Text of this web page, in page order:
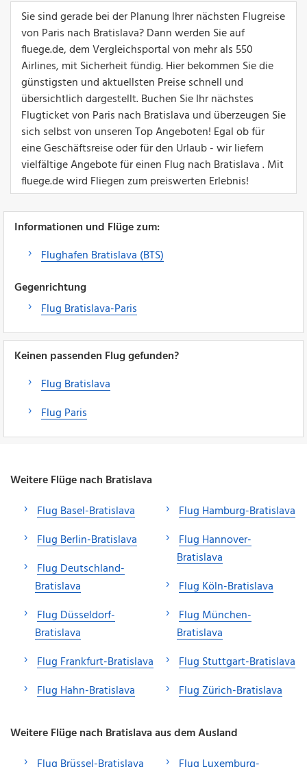
Sie sind gerade bei der Planung Ihrer nächsten Flugreise
von Paris nach Bratislava? Dann werden Sie auf
fluege.de, dem Vergleichsportal von mehr als 550
Airlines, mit Sicherheit fündig. Hier bekommen Sie die
günstigsten und aktuellsten Preise schnell und
übersichtlich dargestellt. Buchen Sie Ihr nächstes
Flugticket von Paris nach Bratislava und überzeugen Sie
sich selbst von unseren Top Angeboten! Egal ob für
eine Geschäftsreise oder für den Urlaub - wir liefern
vielfältige Angebote für einen Flug nach Bratislava . Mit
fluege.de wird Fliegen zum preiswerten Erlebnis!
Informationen und Flüge zum:
Flughafen Bratislava (BTS)
Gegenrichtung
Flug Bratislava-Paris
Keinen passenden Flug gefunden?
Flug Bratislava
Flug Paris
Weitere Flüge nach Bratislava
Flug Basel-Bratislava
Flug Berlin-Bratislava
Flug Deutschland-
Bratislava
Flug Düsseldorf-
Bratislava
Flug Frankfurt-Bratislava
Flug Hahn-Bratislava
Flug Hamburg-Bratislava
Flug Hannover-
Bratislava
Flug Köln-Bratislava
Flug München-
Bratislava
Flug Stuttgart-Bratislava
Flug Zürich-Bratislava
Weitere Flüge nach Bratislava aus dem Ausland